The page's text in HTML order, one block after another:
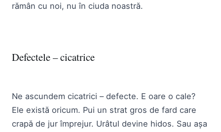
rămân cu noi, nu în ciuda noastră.
Defectele – cicatrice
Ne ascundem cicatrici – defecte. E oare o cale?
Ele există oricum. Pui un strat gros de fard care
crapă de jur împrejur. Urâtul devine hidos. Sau așa